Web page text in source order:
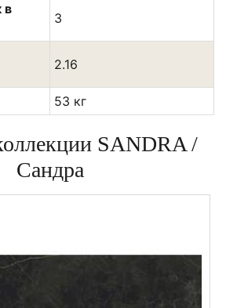
в
3
2.16
53 кг
SANDRA /
Сандра